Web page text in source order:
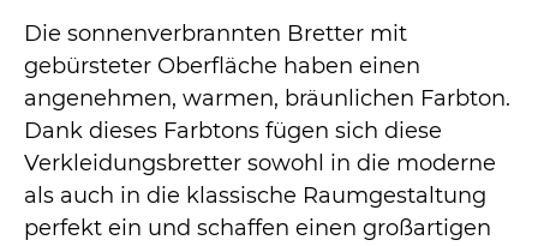
Die sonnenverbrannten Bretter mit
gebürsteter Oberfläche haben einen
angenehmen, warmen, bräunlichen Farbton.
Dank dieses Farbtons fügen sich diese
Verkleidungsbretter sowohl in die moderne
als auch in die klassische Raumgestaltung
perfekt ein und schaffen einen großartigen